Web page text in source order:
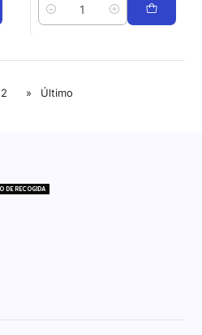
Cantidad
2 » Último
DE RECOGIDA